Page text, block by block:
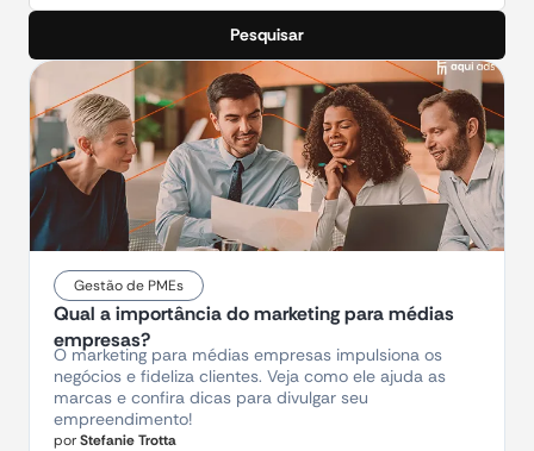
Pesquisar
Gestão de PMEs
Qual a importância do marketing para médias
empresas?
O marketing para médias empresas impulsiona os
negócios e fideliza clientes. Veja como ele ajuda as
marcas e confira dicas para divulgar seu
empreendimento!
porStefanie Trotta